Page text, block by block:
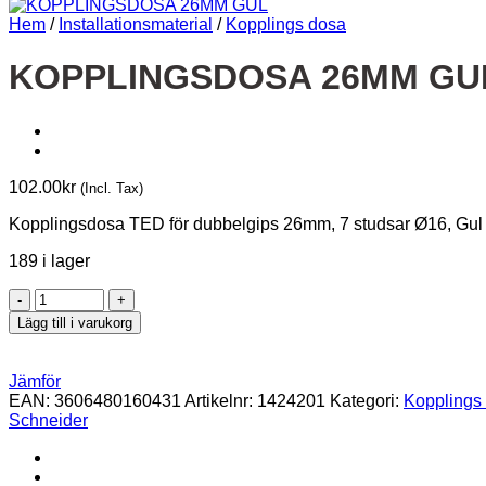
Hem / Installationsmaterial / Kopplings dosa
KOPPLINGSDOSA 26MM
102.00kr (Incl. Tax)
Kopplingsdosa TED för dubbelgips 26mm, 7 studsar Ø16, Gul
189 i lager
KOPPLINGSDOSA
26MM
GUL
Lägg till i varukorg
Jämför
EAN: 3606480160431 Artikelnr: 1424201 Kategori: Kopplings
Schneider